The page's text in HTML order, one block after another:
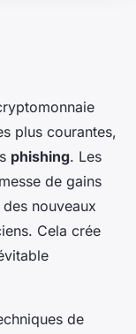
plus courantes,
phishing. Les
de gains
nouveaux
Cela crée
de